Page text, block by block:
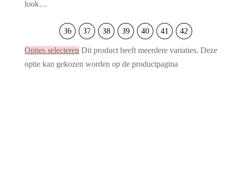
look…
36 37 38 39 40 41 42
Opties selecteren Dit product heeft meerdere variaties. Deze
optie kan gekozen worden op de productpagina